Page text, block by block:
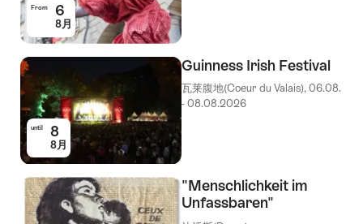
From 6
8月
until 8
8月
Guinness Irish Festival
瓦莱腹地(Coeur du Valais), 06.08.
- 08.08.2026
"Menschlichkeit im
Unfassbaren"